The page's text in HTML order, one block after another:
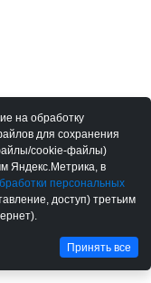
на обработку
для сохранения
cookie-файлы)
Яндекс.Метрика, в
персональных
доступ) третьим
Принять все